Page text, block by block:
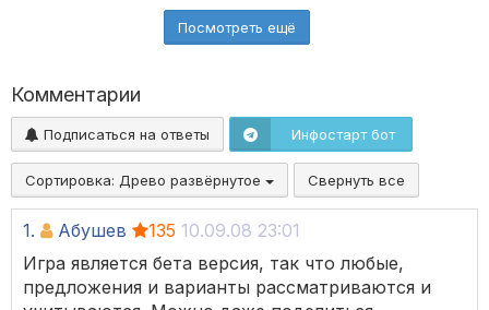
Посмотреть ещё
Комментарии
Подписаться на ответы Инфостарт бот
Сортировка: Древо развёрнутое Свернуть все
1. Абушев 135 10.09.08 23:01
Игра является бета версия, так что любые,
предложения и варианты рассматриваются и